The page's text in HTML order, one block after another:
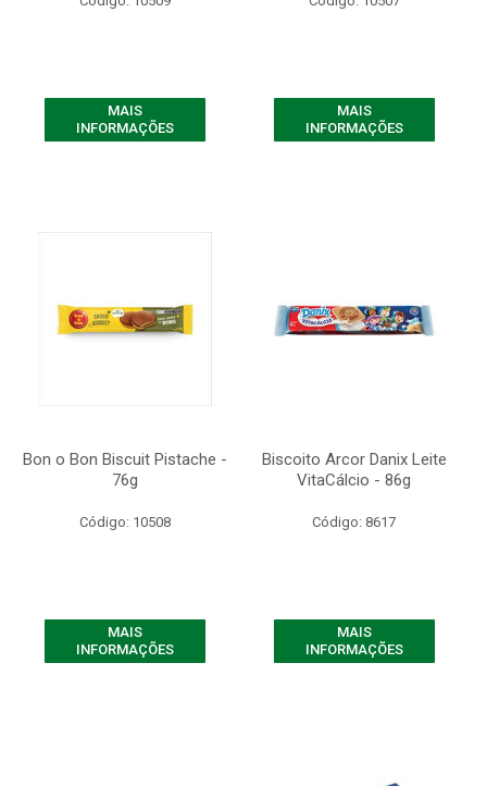
MAIS
INFORMAÇÕES
MAIS
INFORMAÇÕES
Bon o Bon Biscuit Pistache -
76g
Código: 10508
MAIS
INFORMAÇÕES
Biscoito Arcor Danix Leite
VitaCálcio - 86g
Código: 8617
MAIS
INFORMAÇÕES